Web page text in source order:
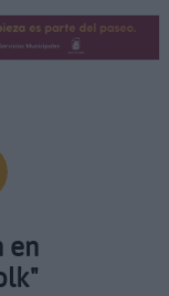
en